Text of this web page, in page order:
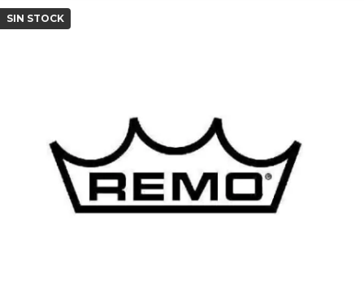
SIN STOCK